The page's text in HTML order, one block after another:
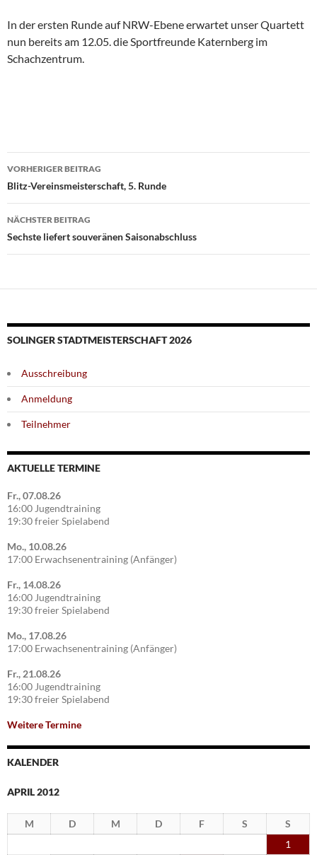
In der ersten Runde auf NRW-Ebene erwartet unser Quartett
nun bereits am 12.05. die Sportfreunde Katernberg im
Schachzentrum.
Beitragsnavigation
VORHERIGER BEITRAG
Blitz-Vereinsmeisterschaft, 5. Runde
NÄCHSTER BEITRAG
Sechste liefert souveränen Saisonabschluss
SOLINGER STADTMEISTERSCHAFT 2026
Ausschreibung
Anmeldung
Teilnehmer
AKTUELLE TERMINE
Fr., 07.08.26
16:00 Jugendtraining
19:30 freier Spielabend
Mo., 10.08.26
17:00 Erwachsenentraining (Anfänger)
Fr., 14.08.26
16:00 Jugendtraining
19:30 freier Spielabend
Mo., 17.08.26
17:00 Erwachsenentraining (Anfänger)
Fr., 21.08.26
16:00 Jugendtraining
19:30 freier Spielabend
Weitere Termine
KALENDER
APRIL 2012
M D M D F S
S
1